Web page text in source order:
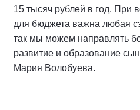
15 тысяч рублей в год. При
для бюджета важна любая
так мы можем направлять
развитие и образование
Мария Волобуева.